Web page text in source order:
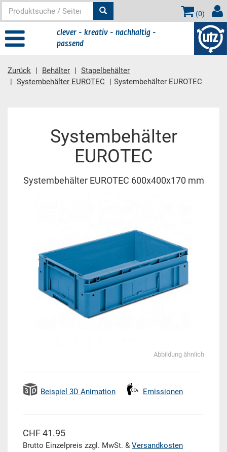
(0)
clever - kreativ - nachhaltig -
passend
Zurück Behälter
Stapelbehälter
Systembehälter EUROTEC
Systembehälter EUROTEC
Systembehälter
EUROTEC
Systembehälter EUROTEC 600x400x170 mm
Abbildung ähnlich
Beispiel 3D Animation Emissionen
CHF 41.95
Brutto Einzelpreis zzgl. MwSt. & Versandkosten